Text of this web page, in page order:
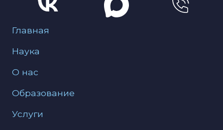
Меню для подвала
Главная
Наука
О нас
Образование
Услуги